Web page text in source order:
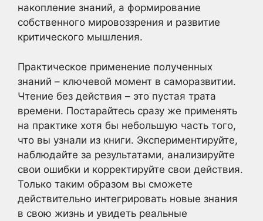
накопление знаний, а формирование
собственного мировоззрения и развитие
критического мышления.
Практическое применение полученных
знаний – ключевой момент в саморазвитии.
Чтение без действия – это пустая трата
времени. Постарайтесь сразу же применять
на практике хотя бы небольшую часть того,
что вы узнали из книги. Экспериментируйте,
наблюдайте за результатами, анализируйте
свои ошибки и корректируйте свои действия.
Только таким образом вы сможете
действительно интегрировать новые знания
в свою жизнь и увидеть реальные